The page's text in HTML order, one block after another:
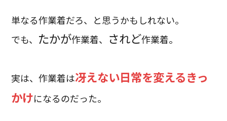
単なる作業着だろ、と思うかもしれない。
でも、 たかが作業着、 されど作業着。
実は、作業着は冴えない日常を変えるきっ
かけになるのだった。